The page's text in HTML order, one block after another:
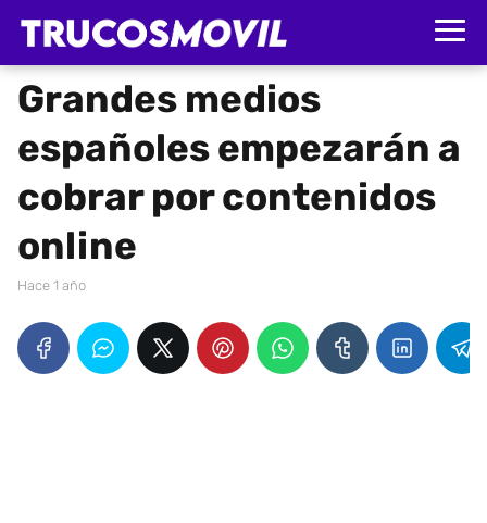
Grandes medios
españoles empezarán a
cobrar por contenidos
online
hace 1 año